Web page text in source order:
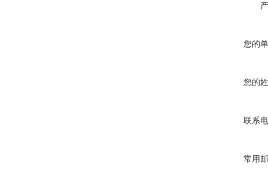
您的
您的
联系
常用